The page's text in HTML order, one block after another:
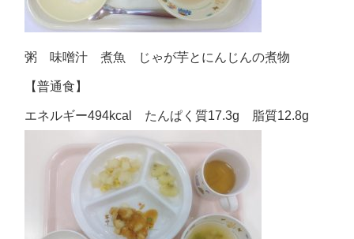
粥 味噌汁 煮魚 じゃが芋とにんじんの煮物
【普通食】
エネルギー494kcal たんぱく質17.3g 脂質12.8g